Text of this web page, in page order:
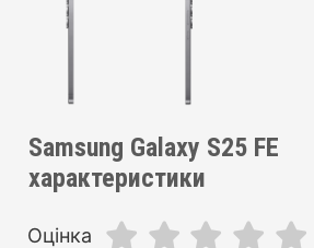
Samsung Galaxy S25 FE
характеристики
Оцінка